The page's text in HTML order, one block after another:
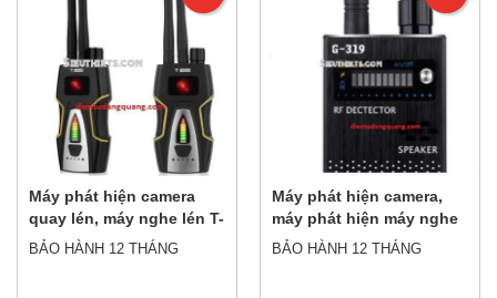
Máy phát hiện camera
quay lén, máy nghe lén T-
8000 PRO
BẢO HÀNH 12 THÁNG
Máy phát hiện camera,
máy phát hiện máy nghe
lén đời mới nhất G319
BẢO HÀNH 12 THÁNG